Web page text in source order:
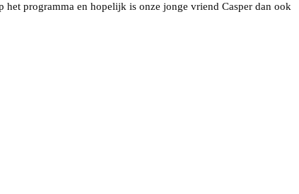
programma en hopelijk is onze jonge vriend Casper dan ook